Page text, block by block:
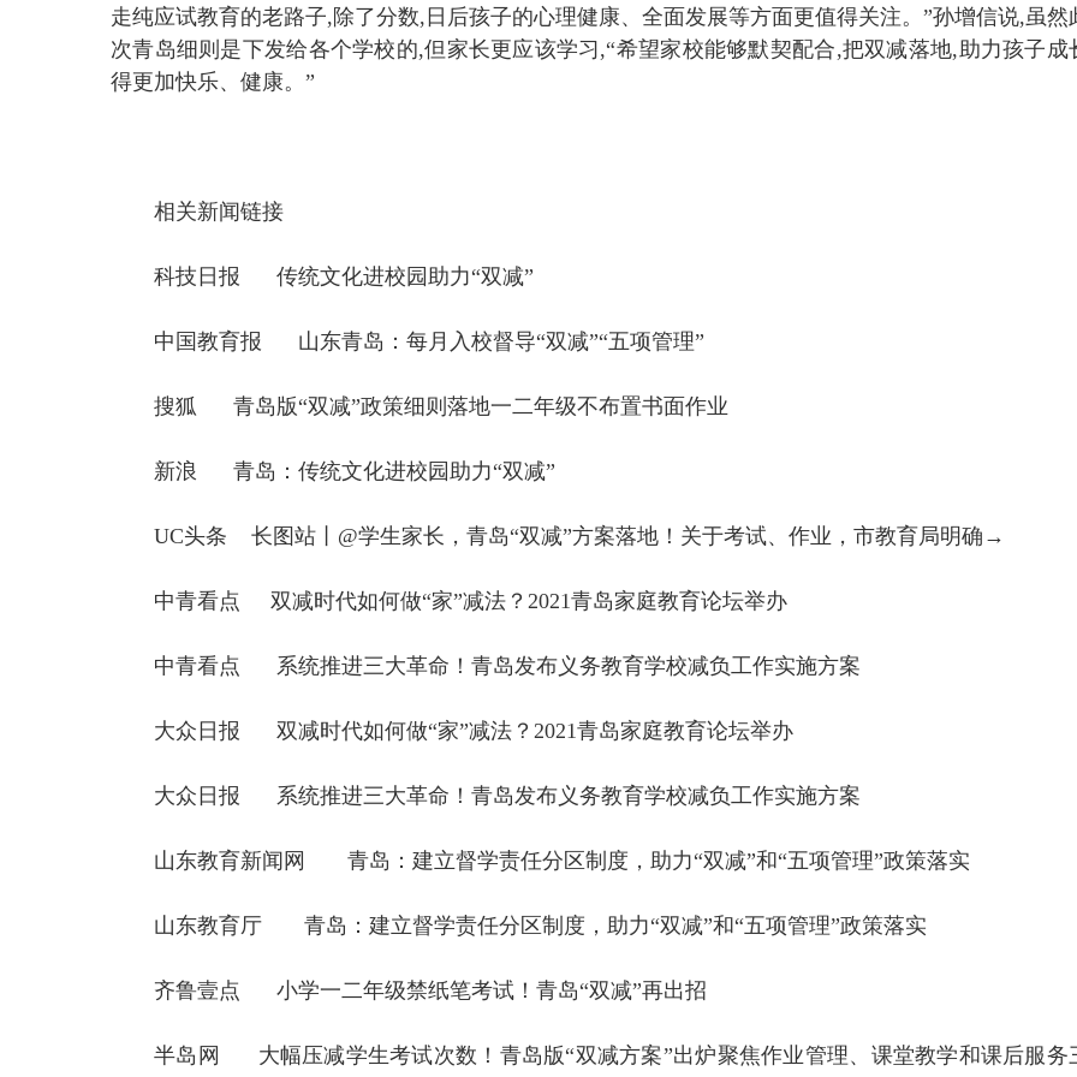
走纯应试教育的老路子,除了分数,日后孩子的心理健康、全面发展等方面更值得关注。”孙增信说,虽然
次青岛细则是下发给各个学校的,但家长更应该学习,“希望家校能够默契配合,把双减落地,助力孩子成
得更加快乐、健康。”
相关新闻链接
科技日报 传统文化进校园助力“双减”
中国教育报 山东青岛：每月入校督导“双减”“五项管理”
搜狐 青岛版“双减”政策细则落地一二年级不布置书面作业
新浪 青岛：传统文化进校园助力“双减”
UC头条 长图站丨@学生家长，青岛“双减”方案落地！关于考试、作业，市教育局明确→
中青看点 双减时代如何做“家”减法？2021青岛家庭教育论坛举办
中青看点 系统推进三大革命！青岛发布义务教育学校减负工作实施方案
大众日报 双减时代如何做“家”减法？2021青岛家庭教育论坛举办
大众日报 系统推进三大革命！青岛发布义务教育学校减负工作实施方案
山东教育新闻网 青岛：建立督学责任分区制度，助力“双减”和“五项管理”政策落实
山东教育厅 青岛：建立督学责任分区制度，助力“双减”和“五项管理”政策落实
齐鲁壹点 小学一二年级禁纸笔考试！青岛“双减”再出招
半岛网 大幅压减学生考试次数！青岛版“双减方案”出炉聚焦作业管理、课堂教学和课后服务